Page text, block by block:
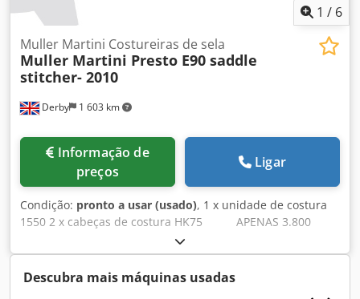
1 / 6
Derby 1 603 km
Muller Martini Costureiras de sela
Muller Martini Presto E90 saddle
stitcher- 2010
preços
Ligar
Condição: pronto a usar (usado), 1 x unidade de costura
1550 2 x cabeças de costura HK75 APENAS 3.800
horas 1 x calibrador lateral SEMKO com rejeição 6 x
alimentadores de secção 1551 Dksdpfsv Ap Iwox Aggor 1 x
alimentador de capas 1528 1 x refiladora trilateral 1565 1 x
descarga em stream 1564
Descubra mais máquinas usadas